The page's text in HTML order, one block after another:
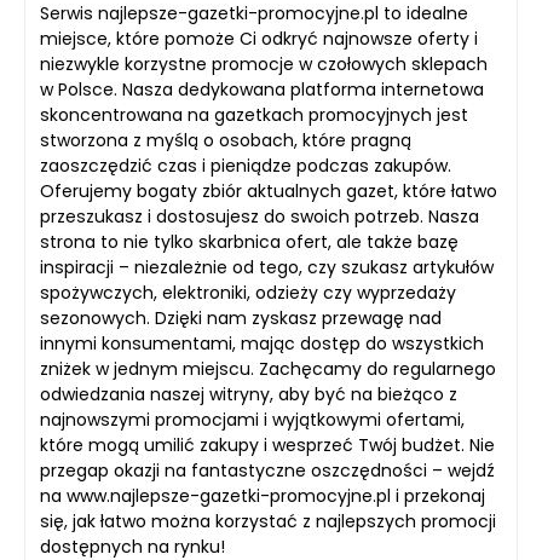
Serwis najlepsze-gazetki-promocyjne.pl to idealne
miejsce, które pomoże Ci odkryć najnowsze oferty i
niezwykle korzystne promocje w czołowych sklepach
w Polsce. Nasza dedykowana platforma internetowa
skoncentrowana na gazetkach promocyjnych jest
stworzona z myślą o osobach, które pragną
zaoszczędzić czas i pieniądze podczas zakupów.
Oferujemy bogaty zbiór aktualnych gazet, które łatwo
przeszukasz i dostosujesz do swoich potrzeb. Nasza
strona to nie tylko skarbnica ofert, ale także bazę
inspiracji – niezależnie od tego, czy szukasz artykułów
spożywczych, elektroniki, odzieży czy wyprzedaży
sezonowych. Dzięki nam zyskasz przewagę nad
innymi konsumentami, mając dostęp do wszystkich
zniżek w jednym miejscu. Zachęcamy do regularnego
odwiedzania naszej witryny, aby być na bieżąco z
najnowszymi promocjami i wyjątkowymi ofertami,
które mogą umilić zakupy i wesprzeć Twój budżet. Nie
przegap okazji na fantastyczne oszczędności – wejdź
na www.najlepsze-gazetki-promocyjne.pl i przekonaj
się, jak łatwo można korzystać z najlepszych promocji
dostępnych na rynku!